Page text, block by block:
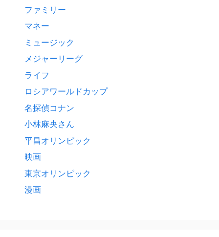
ファミリー
マネー
ミュージック
メジャーリーグ
ライフ
ロシアワールドカップ
名探偵コナン
小林麻央さん
平昌オリンピック
映画
東京オリンピック
漫画